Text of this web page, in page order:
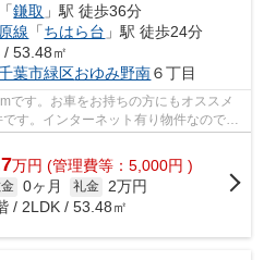
「鎌取 」駅 徒歩36分
線 「ちはら台 」駅 徒歩24分
/ 53.48㎡
葉市緑区おゆみ野南６丁目
です。お車をお持ちの方にもオススメ
す。インターネット有り物件なので、
株...
万円 (管理費等：5,000円 )
0ヶ月 礼金
2万円
/ 2LDK / 53.48㎡